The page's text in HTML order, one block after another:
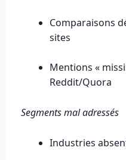
Comparaisons
sites
Mentions «
Reddit/Quora
Segments mal adressés
Industries